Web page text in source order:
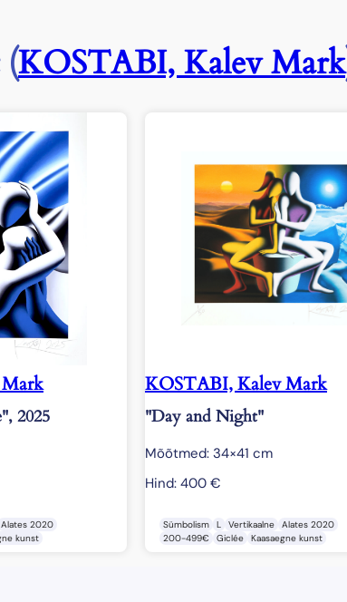
KOSTABI, Kalev Mark
2025
Alates 2020
kunst
KOSTABI, Kalev Mark
"Day and Night"
Mõõtmed: 34×41 cm
Hind: 400 €
Sümbolism L Vertikaalne
Alates 2020
200-499€
Giclée Kaasaegne kunst